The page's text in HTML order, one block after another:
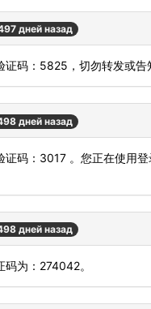
дней назад
证码：5825，切勿转发或告
дней назад
证码：3017 。您正在使用
дней назад
码为：274042。